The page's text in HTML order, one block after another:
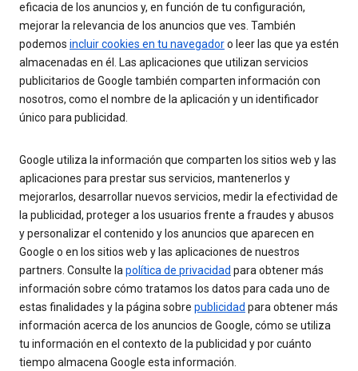
eficacia de los anuncios y, en función de tu configuración,
mejorar la relevancia de los anuncios que ves. También
podemos incluir cookies en tu navegadoro leer las que ya estén
almacenadas en él. Las aplicaciones que utilizan servicios
publicitarios de Google también comparten información con
nosotros, como el nombre de la aplicación y un identificador
único para publicidad.
Google utiliza la información que comparten los sitios web y las
aplicaciones para prestar sus servicios, mantenerlos y
mejorarlos, desarrollar nuevos servicios, medir la efectividad de
la publicidad, proteger a los usuarios frente a fraudes y abusos
y personalizar el contenido y los anuncios que aparecen en
Google o en los sitios web y las aplicaciones de nuestros
partners. Consulte lapolítica de privacidad para obtener más
información sobre cómo tratamos los datos para cada uno de
estas finalidades y la página sobre publicidad para obtener más
información acerca de los anuncios de Google, cómo se utiliza
tu información en el contexto de la publicidad y por cuánto
tiempo almacena Google esta información.